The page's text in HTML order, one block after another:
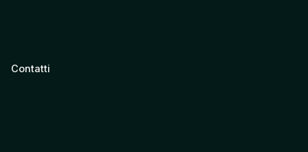
Contatti